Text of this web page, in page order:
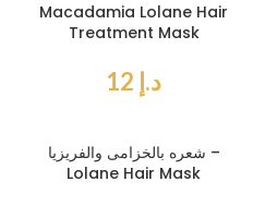
Macadamia Lolane Hair
Treatment Mask
د.إ
شعره بالخزامى والفريزيا –
Lolane Hair Mask